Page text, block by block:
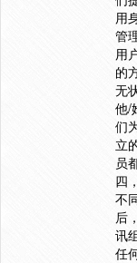
用
管
用
的
无
他/
们
立
员
四
不
后
讯
任